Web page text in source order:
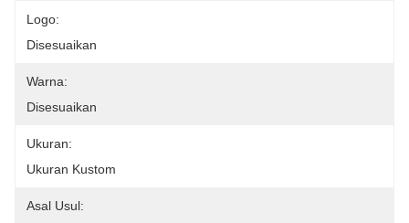
Logo:
Disesuaikan
Warna:
Disesuaikan
Ukuran:
Ukuran Kustom
Asal Usul: